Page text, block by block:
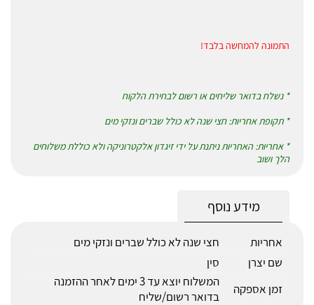
התמונה להמחשה בלבד!
* נשלח בדואר שליחים או רשום לבחירת הלקוח
* תקופת אחריות: חצי שנה לא כולל שברים ונזקי מים
* אחריות: האחריות ניתנת על ידי זיגדון אלקטרוניקה ולא כוללת משלוחים
הלך ושוב
מידע נוסף
אחריות
חצי שנה לא כולל שברים ונזקי מים
שם יצרן
סין
זמן אספקה
המשלוח יוצא עד 3 ימים לאחר ההזמנה
בדואר רשום/שליח